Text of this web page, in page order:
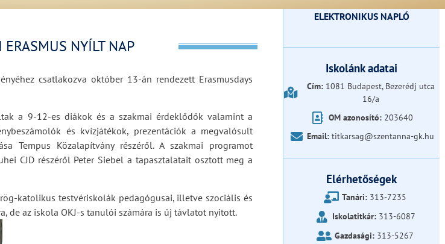
ERASMUS NYÍLT NAP
csatlakozva október 13-án rendezett Erasmusdays
a 9-12-es diákok és a szakmai érdeklődők valamint a
és kvízjátékok, prezentációk a megvalósult
Tempus Közalapítvány részéről. A szakmai programot
CJD részéről Peter Siebel a tapasztalatait osztott meg a
katolikus testvériskolák pedagógusai, illetve szociális és
de az iskola OKJ-s tanulói számára is új távlatot nyitott.
ELEKTRONIKUS NAPLÓ
Iskolánk adatai
Cím:1081 Budapest, Bezerédj utca
16/a
OM azonosító:203640
Email: titkarsag@szentanna-gk.hu
Elérhetőségek
Tanári:313-7235
Iskolatitkár: 313-6087
Gazdasági:313-5267